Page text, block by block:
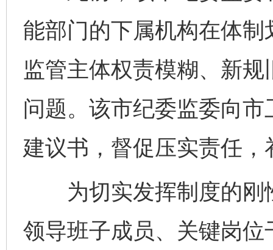
能部门的下属机构在体
监管主体权责模糊、新
问题。该市纪委监委向
建议书，督促压实责任，
为切实发挥制度的刚
领导班子成员、关键岗位